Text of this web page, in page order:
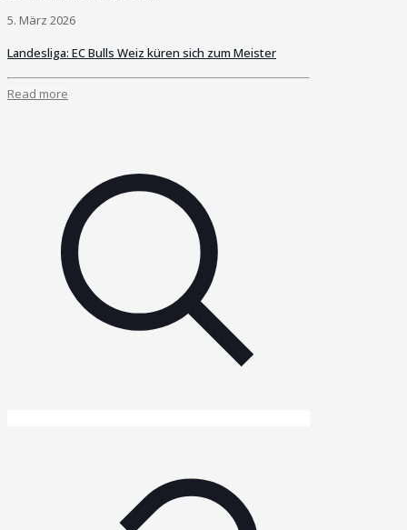
5. März 2026
Landesliga: EC Bulls Weiz küren sich zum Meister
Read more